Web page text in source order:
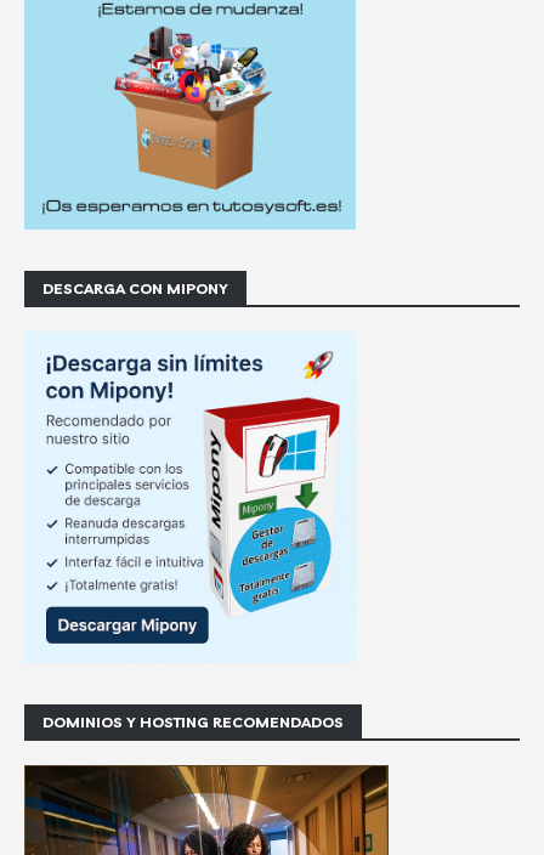
DESCARGA CON MIPONY
DOMINIOS Y HOSTING RECOMENDADOS